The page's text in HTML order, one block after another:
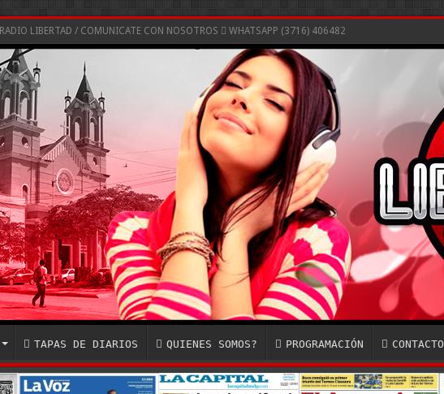
RADIO LIBERTAD / COMUNICATE CON NOSOTROS WHATSAPP (3716) 406482
TAPAS DE DIARIOS QUIENES SOMOS? PROGRAMACIÓN CONTACTO